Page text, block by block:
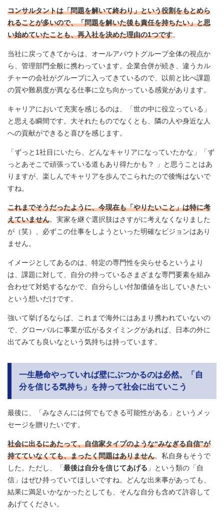
コンサルタントは「問題を解いて終わり」という役割をもとめら
れることが多いので、「問題を解いた後も責任を持ちたい」と思
い始めていたことも、再入社を決めた理由の1つです。
当社に戻ってきてからは、オールアバウトグループ全体の視点か
ら、管理部門全般に携わっています。企業合併が続き、違うカル
チャーの会社がグループに入ってきているので、以前と比べ課題
の質や難易度が異なる仕事に立ち向かっている感覚があります。
キャリアにおいて充実を感じるのは、「世の中に役立っている」
と思える瞬間です。大それたものでなくとも、隣の人や身近な人
への貢献ができると喜びを感じます。
「ずっと1社目にいたら、どんなキャリアになっていたかな」「ず
っとあそこで頑張っている道もあり得たかも？ 」と思うことはあ
りますが、楽しんでキャリアを歩んでこられたので後悔はないで
すね。
これまでそうだったように、今現在も「やりたいこと」は特に考
えていません。実家を継ぐ選択肢はさすがに考えなくなりました
が（笑）、必ずこの仕事をしようといった明確なビジョンはあり
ません。
イメージとしてあるのは、特定の専門性を尖らせるというより
は、課題に対して、自分の持っているさまざまな専門要素を組み
合わせて対処するなかで、自分らしい付加価値を出していきたい
という想いだけです。
強いて挙げるならば、これまで海外にはあまり携われていないの
で、グローバルに事業が広がるタイミングがあれば、日本の外に
出てみても良いなという気持ちは持っています。
一生懸命やっていれば壁にぶつかるのは必然。「自
分を信じる気持ち」を持って社会に出ていこう
最後に、「みなさんには何でもできる可能性がある」というメッ
セージを贈りたいです。
社会に出るにあたって、自信家タイプのような“みなぎる自信”が
持てていなくても、まったく問題はありません。私自身もそうで
した。ただし、「最後は自分を信じてあげる 」という類の「自
信」はぜひ持っていてほしいですね。どんな出来事があっても、
結果に満足いかなかったとしても、そんな自分も含めて許容して
あげてください。